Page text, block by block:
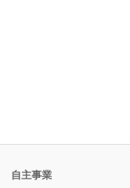
自主事業